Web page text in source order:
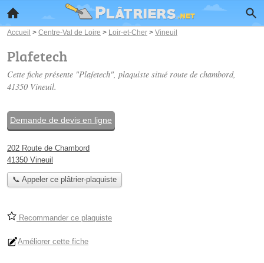
Accueil > Centre-Val de Loire > Loir-et-Cher > Vineuil
Plafetech
Cette fiche présente "Plafetech", plaquiste situé route de chambord,
41350 Vineuil.
Demande de devis en ligne
202 Route de Chambord
41350 Vineuil
📞 Appeler ce plâtrier-plaquiste
Recommander ce plaquiste
Améliorer cette fiche